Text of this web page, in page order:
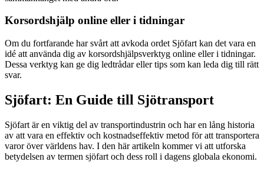
Korsordshjälp online eller i tidningar
Om du fortfarande har svårt att avkoda ordet Sjöfart kan det vara en
idé att använda dig av korsordshjälpsverktyg online eller i tidningar.
Dessa verktyg kan ge dig ledtrådar eller tips som kan leda dig till rätt
svar.
Sjöfart: En Guide till Sjötransport
Sjöfart är en viktig del av transportindustrin och har en lång historia
av att vara en effektiv och kostnadseffektiv metod för att transportera
varor över världens hav. I den här artikeln kommer vi att utforska
betydelsen av termen sjöfart och dess roll i dagens globala ekonomi.